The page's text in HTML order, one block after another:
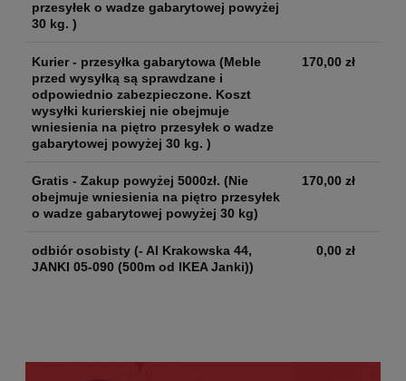
przesyłek o wadze gabarytowej powyżej
30 kg. )
Kurier - przesyłka gabarytowa (Meble
przed wysyłką są sprawdzane i
odpowiednio zabezpieczone. Koszt
wysyłki kurierskiej nie obejmuje
wniesienia na piętro przesyłek o wadze
gabarytowej powyżej 30 kg. )
170,00 zł
Gratis - Zakup powyżej 5000zł. (Nie
obejmuje wniesienia na piętro przesyłek
o wadze gabarytowej powyżej 30 kg)
170,00 zł
odbiór osobisty (- Al Krakowska 44,
JANKI 05-090 (500m od IKEA Janki))
0,00 zł